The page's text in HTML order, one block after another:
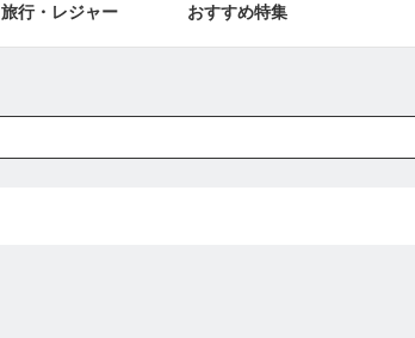
旅行・レジャー おすすめ特集